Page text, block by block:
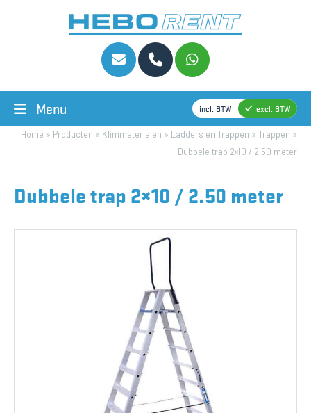
Menu incl. BTW excl. BTW
Home » Producten » Klimmaterialen » Ladders en Trappen » Trappen »
Dubbele trap 2×10 / 2.50 meter
Dubbele trap 2×10 / 2.50 meter